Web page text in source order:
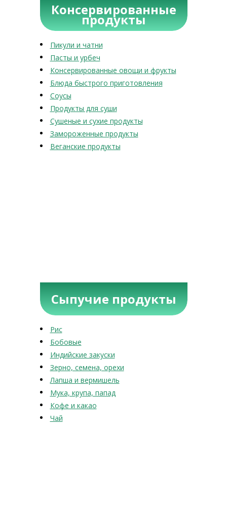
Консервированные
продукты
Пикули и чатни
Пасты и урбеч
Консервированные овощи и фрукты
Блюда быстрого приготовления
Соусы
Продукты для суши
Сушеные и сухие продукты
Замороженные продукты
Веганские продукты
Сыпучие продукты
Рис
Бобовые
Индийские закуски
Зерно, семена, орехи
Лапша и вермишель
Мука, крупа, папад
Кофе и какао
Чай